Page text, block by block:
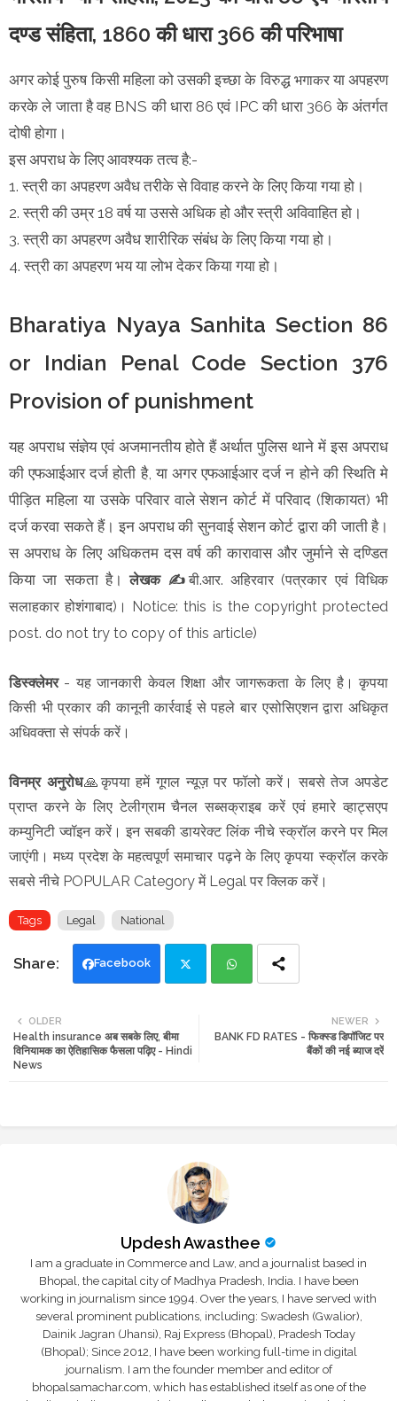
दण्ड संहिता, 1860 की धारा 366 की परिभाषा
अगर कोई पुरुष किसी महिला को उसकी इच्छा के विरुद्ध भगाकरया अपहरण
करके ले जाता है वह BNS की धारा 86 एवं IPC की धारा 366 के अंतर्गत
दोषी होगा।
इस अपराध के लिए आवश्यक तत्व है:-
1. स्त्री का अपहरण अवैध तरीके से विवाह करने के लिए किया गया हो।
2. स्त्री की उम्र 18 वर्ष या उससे अधिक हो और स्त्री अविवाहित हो।
3. स्त्री का अपहरण अवैध शारीरिक संबंध के लिए किया गया हो।
4. स्त्री का अपहरण भय या लोभ देकर किया गया हो।
Bharatiya Nyaya Sanhita Section 86
or Indian Penal Code Section 376
Provision of punishment
यह अपराध संज्ञेय एवं अजमानतीय होते हैं अर्थात पुलिस थाने में इस अपराध
की एफआईआर दर्ज होती है, या अगर एफआईआर दर्ज न होने की स्थिति मे
पीड़ित महिला या उसके परिवार वाले सेशन कोर्ट में परिवाद (शिकायत) भी
दर्ज करवा सकते हैं। इन अपराध की सुनवाई सेशन कोर्ट द्वारा की जाती है।
स अपराध के लिए अधिकतम दस वर्ष की कारावास और जुर्माने से दण्डित
किया जा सकता है।लेखक ✍️ बी.आर. अहिरवार (पत्रकार एवं विधिक
सलाहकार होशंगाबाद)। Notice: this is the copyright protected
post. do not try to copy of this article)
डिस्क्लेमर - यह जानकारी केवल शिक्षा और जागरूकता के लिए है। कृपया
किसी भी प्रकार की कानूनी कार्रवाई से पहले बार एसोसिएशन द्वारा अधिकृत
अधिवक्ता से संपर्क करें।
विनम्र अनुरोध🙏कृपया हमें गूगल न्यूज़ पर फॉलो करें। सबसे तेज अपडेट
प्राप्त करने के लिए टेलीग्राम चैनल सब्सक्राइब करें एवं हमारे व्हाट्सएप
कम्युनिटी ज्वॉइन करें। इन सबकी डायरेक्ट लिंक नीचे स्क्रॉल करने पर मिल
जाएंगी। मध्य प्रदेश के महत्वपूर्ण समाचार पढ़ने के लिए कृपया स्क्रॉल करके
सबसे नीचे POPULAR Category में Legal पर क्लिक करें।
Tags Legal National
Facebook
tte ats
NEWER
BANK FD RATES - फिक्स्ड डिपॉजिट पर
बैंकों की नई ब्याज दरें
OLDER
Health insurance अब सबके लिए, बीमा
विनियामक का ऐतिहासिक फैसला पढ़िए - Hindi
News
Updesh Awasthee
I am a graduate in Commerce and Law, and a journalist based in
Bhopal, the capital city of Madhya Pradesh, India. I have been
working in journalism since 1994. Over the years, I have served with
several prominent publications, including: Swadesh (Gwalior),
Dainik Jagran (Jhansi), Raj Express (Bhopal), Pradesh Today
(Bhopal); Since 2012, I have been working full-time in digital
journalism. I am the founder member and editor of
bhopalsamachar.com, which has established itself as one of the